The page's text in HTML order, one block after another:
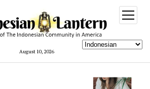
August 10, 2026
open
menu